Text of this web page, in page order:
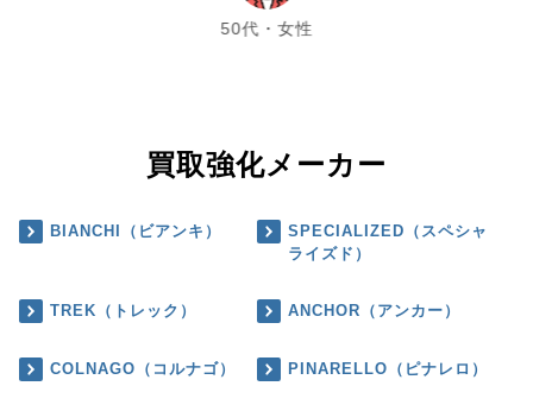
50代・女性
買取強化メーカー
BIANCHI（ビアンキ）
SPECIALIZED（スペシャ
ライズド）
TREK（トレック） ANCHOR（アンカー）
COLNAGO（コルナゴ） PINARELLO（ピナレロ）